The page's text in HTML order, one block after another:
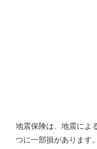
地震保険は、地震によ
つに一部損があります